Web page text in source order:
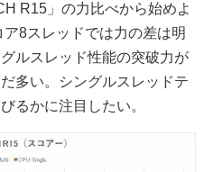
R15」の力比べから始めよ
8スレッドでは力の差は明
ルスレッド性能の突破力が
多い。シングルスレッドテ
るかに注目したい。